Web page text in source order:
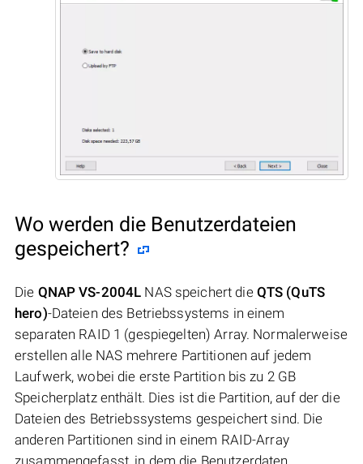
Wo werden die Benutzerdateien
gespeichert?
Die QNAP VS-2004L NAS speichert die QTS (QuTS
hero)-Dateien des Betriebssystems in einem
separaten RAID 1 (gespiegelten) Array. Normalerweise
erstellen alle NAS mehrere Partitionen auf jedem
Laufwerk, wobei die erste Partition bis zu 2 GB
Speicherplatz enthält. Dies ist die Partition, auf der die
Dateien des Betriebssystems gespeichert sind. Die
anderen Partitionen sind in einem RAID-Array
zusammengefasst, in dem die Benutzerdaten